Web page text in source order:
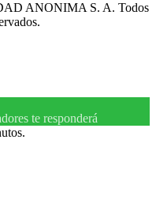
ANONIMA S. A. Todos
te responderá